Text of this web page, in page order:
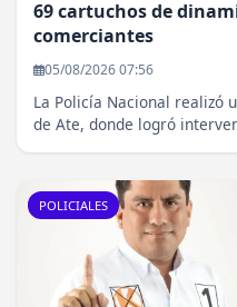
69 cartuchos de
comerciantes
05/08/2026 07:56
La Policía Nacional realizó
de Ate, donde logró
POLICIALES